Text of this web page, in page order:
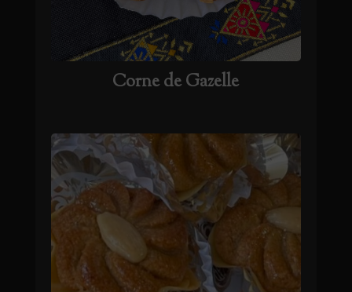
Corne de Gazelle